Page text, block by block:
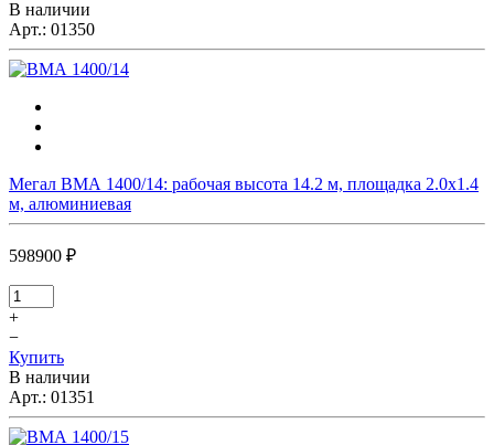
В наличии
Арт.: 01350
Мегал ВМА 1400/14: рабочая высота 14.2 м, площадка 2.0х1.4
м, алюминиевая
598900 ₽
+
−
Купить
В наличии
Арт.: 01351